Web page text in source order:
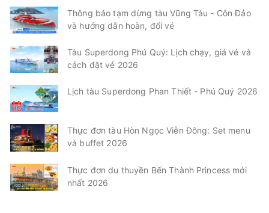
Thông báo tạm dừng tàu Vũng Tàu - Côn Đảo
và hướng dẫn hoàn, đổi vé
Tàu Superdong Phú Quý: Lịch chạy, giá vé và
cách đặt vé 2026
Lịch tàu Superdong Phan Thiết - Phú Quý 2026
Thực đơn tàu Hòn Ngọc Viễn Đông: Set menu
và buffet 2026
Thực đơn du thuyền Bến Thành Princess mới
nhất 2026